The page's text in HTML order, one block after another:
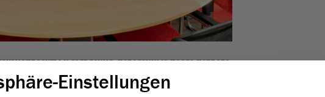
и заявления, переданные после первого
экспертным комитетам. То, что экспертное
несколько месяцев, является реалистической
Einstellungen